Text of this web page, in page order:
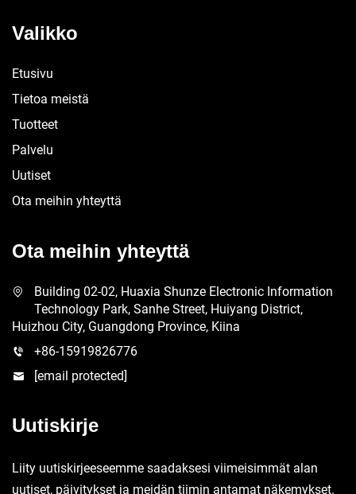
Valikko
Etusivu
Tietoa meistä
Tuotteet
Palvelu
Uutiset
Ota meihin yhteyttä
Ota meihin yhteyttä
Building 02-02, Huaxia Shunze Electronic Information
Technology Park, Sanhe Street, Huiyang District,
Huizhou City, Guangdong Province, Kiina
+86-15919826776
[email protected]
Uutiskirje
Liity uutiskirjeeseemme saadaksesi viimeisimmät alan
uutiset, päivitykset ja meidän tiimin antamat näkemykset.